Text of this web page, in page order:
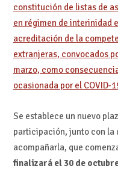
constitución de listas de
en régimen de interinidad
acreditación de la
extranjeras, convocados
marzo, como
ocasionada por el COVID-
Se establece un nuevo
participación, junto con la
acompañarla, que
finalizará el 30 de